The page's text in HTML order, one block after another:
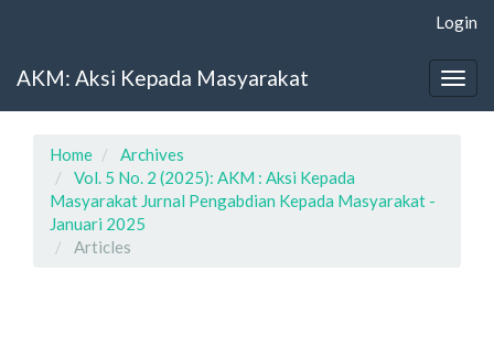
Content
Login
AKM: Aksi Kepada Masyarakat
Home
Archives
Vol. 5 No. 2 (2025): AKM : Aksi Kepada
Masyarakat Jurnal Pengabdian Kepada Masyarakat -
Januari 2025
Articles